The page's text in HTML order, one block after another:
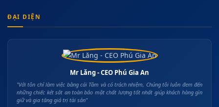
ĐẠI DIỆN
Mr Lăng - CEO Phú Gia An
"Với tôn chỉ làm việc bằng cái Tâm và có trách nhiệm, Chúng tôi luôn đem đến
những chiếc két sắt an toàn bảo mật chất lượng tốt nhất giúp khách hàng gìn
giữ và gia tăng giá trị tài sản"